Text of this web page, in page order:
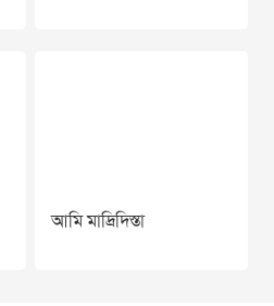
আমি মাদ্রিদিস্তা